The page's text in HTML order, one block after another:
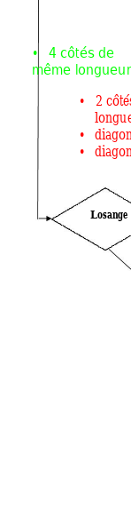
• 4 côtés de
même longueur
• 2
longu
•
•
Losange